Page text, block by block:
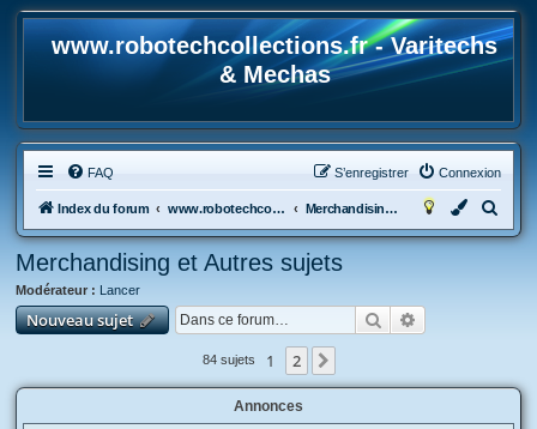
www.robotechcollections.fr - Varitechs
& Mechas
FAQ Connexion
S’enregistrer
Index du forum www.robotechcollections.fr - Robotech & Macross Toys French Forum !!! Merchandising et Autres sujets
e
c
Merchandising et Autres sujets
Modérateur : Lancer
Nouveau sujet Rechercher
84 sujets 1 2
Annonces